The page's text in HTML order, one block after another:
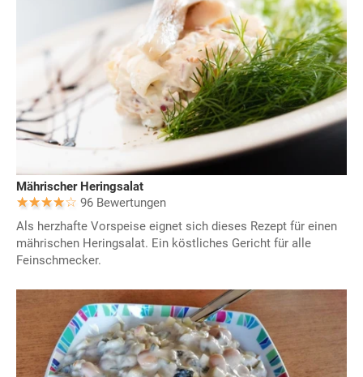
Mährischer Heringsalat
96 Bewertungen
Als herzhafte Vorspeise eignet sich dieses Rezept für einen
mährischen Heringsalat. Ein köstliches Gericht für alle
Feinschmecker.